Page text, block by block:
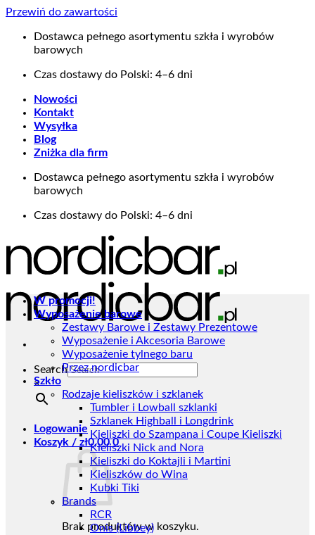
Przewiń do zawartości
Dostawca pełnego asortymentu szkła i wyrobów
barowych
Czas dostawy do Polski: 4–6 dni
Nowości
Kontakt
Wysyłka
Blog
Zniżka dla firm
Dostawca pełnego asortymentu szkła i wyrobów
barowych
Czas dostawy do Polski: 4–6 dni
Search
×
Logowanie
Koszyk / zł0,00 0
Brak produktów w koszyku.
W promocji!
Wyposażenie barowe
Zestawy Barowe i Zestawy Prezentowe
Wyposażenie i Akcesoria Barowe
Wyposażenie tylnego baru
Przez nordicbar
Szkło
Rodzaje kieliszków i szklanek
Tumbler i Lowball szklanki
Szklanek Highball i Longdrink
Kieliszki do Szampana i Coupe Kieliszki
Kieliszki Nick and Nora
Kieliszki do Koktajli i Martini
Kieliszków do Wina
Kubki Tiki
Brands
RCR
Onis (Libbey)